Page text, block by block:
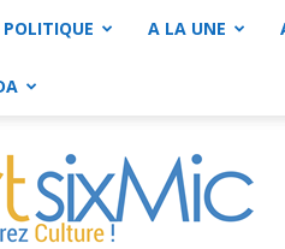
POLITIQUE A LA UNE